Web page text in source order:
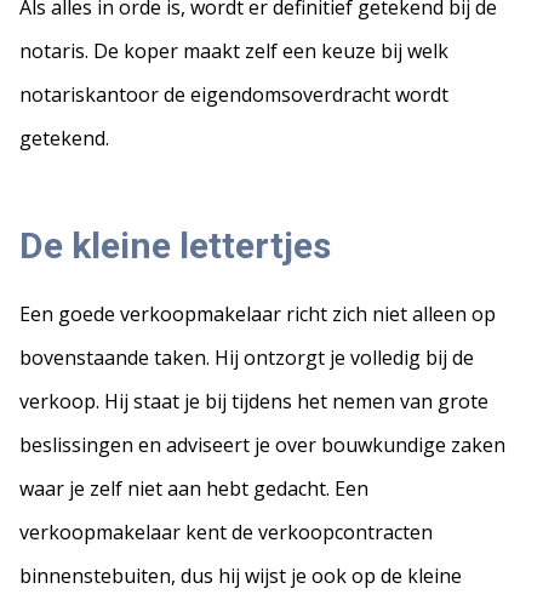
Als alles in orde is, wordt er definitief getekend bij de
notaris. De koper maakt zelf een keuze bij welk
notariskantoor de eigendomsoverdracht wordt
getekend.
De kleine lettertjes
Een goede verkoopmakelaar richt zich niet alleen op
bovenstaande taken. Hij ontzorgt je volledig bij de
verkoop. Hij staat je bij tijdens het nemen van grote
beslissingen en adviseert je over bouwkundige zaken
waar je zelf niet aan hebt gedacht. Een
verkoopmakelaar kent de verkoopcontracten
binnenstebuiten, dus hij wijst je ook op de kleine